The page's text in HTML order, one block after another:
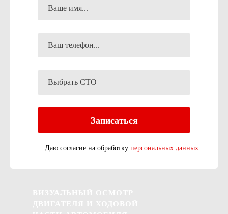
Даю согласие на обработку персональных данных